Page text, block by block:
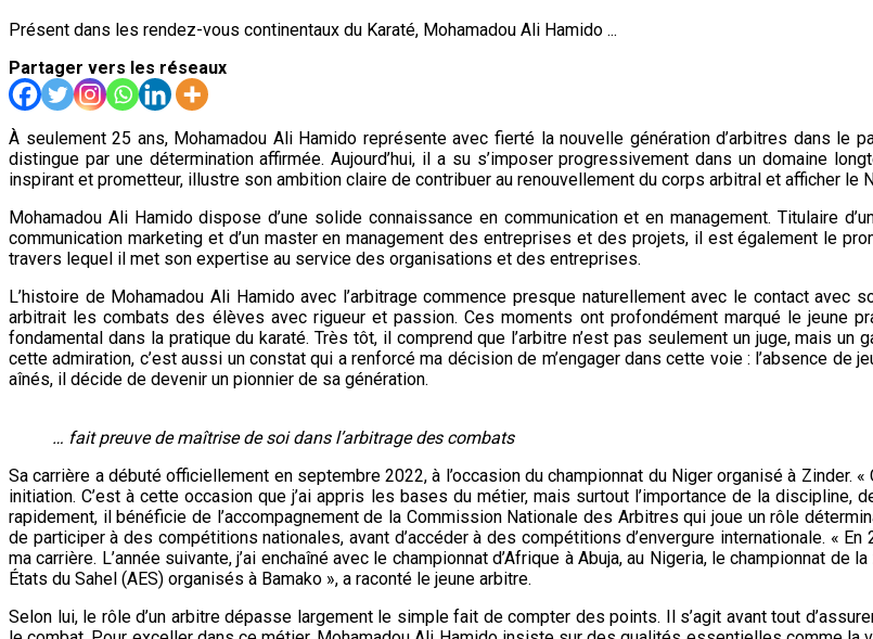
Présent dans les rendez-vous continentaux du Karaté, Mohamadou Ali Hamido ...
Partager vers les réseaux
À seulement 25 ans, Mohamadou Ali Hamido représente avec fierté la nouvelle génération d’arbitres dans le
distingue par une détermination affirmée. Aujourd’hui, il a su s’imposer progressivement dans un domaine
inspirant et prometteur, illustre son ambition claire de contribuer au renouvellement du corps arbitral et afficher le
Mohamadou Ali Hamido dispose d’une solide connaissance en communication et en management. Titulaire
communication marketing et d’un master en management des entreprises et des projets, il est également le
travers lequel il met son expertise au service des organisations et des entreprises.
L’histoire de Mohamadou Ali Hamido avec l’arbitrage commence presque naturellement avec le contact avec
arbitrait les combats des élèves avec rigueur et passion. Ces moments ont profondément marqué le jeune
fondamental dans la pratique du karaté. Très tôt, il comprend que l’arbitre n’est pas seulement un juge, mais
cette admiration, c’est aussi un constat qui a renforcé ma décision de m’engager dans cette voie : l’absence
aînés, il décide de devenir un pionnier de sa génération.
… fait preuve de maîtrise de soi dans l’arbitrage des combats
Sa carrière a débuté officiellement en septembre 2022, à l’occasion du championnat du Niger organisé à
initiation. C’est à cette occasion que j’ai appris les bases du métier, mais surtout l’importance de la
rapidement, il bénéficie de l’accompagnement de la Commission Nationale des Arbitres qui joue un rôle
de participer à des compétitions nationales, avant d’accéder à des compétitions d’envergure internationale. « En
ma carrière. L’année suivante, j’ai enchaîné avec le championnat d’Afrique à Abuja, au Nigeria, le championnat
États du Sahel (AES) organisés à Bamako », a raconté le jeune arbitre.
Selon lui, le rôle d’un arbitre dépasse largement le simple fait de compter des points. Il s’agit avant tout